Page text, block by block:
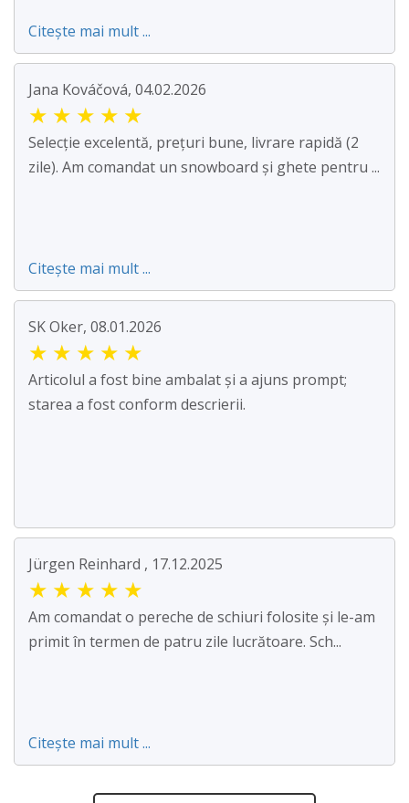
Citește mai mult ...
Jana Kováčová, 04.02.2026
★ ★ ★ ★ ★
Selecție excelentă, prețuri bune, livrare rapidă (2
zile). Am comandat un snowboard și ghete pentru ...
Citește mai mult ...
SK Oker, 08.01.2026
★ ★ ★ ★ ★
Articolul a fost bine ambalat și a ajuns prompt;
starea a fost conform descrierii.
Jürgen Reinhard , 17.12.2025
★ ★ ★ ★ ★
Am comandat o pereche de schiuri folosite și le-am
primit în termen de patru zile lucrătoare. Sch...
Citește mai mult ...